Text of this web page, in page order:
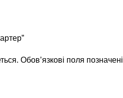
Обов’язкові поля позначені